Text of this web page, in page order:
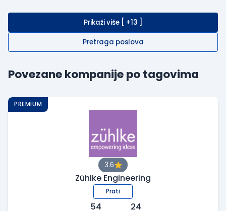
Prikaži više [ +13 ]
Pretraga poslova
Povezane kompanije po tagovima
3.6
Zühlke Engineering
Prati
54 24
PREMIUM